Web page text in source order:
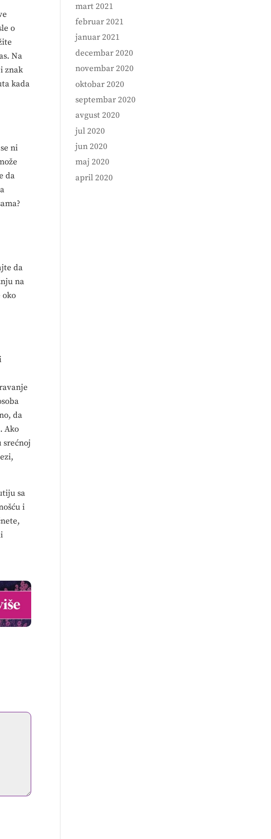
o
Na
znak
kada
ni
da
da
na
oko
da
Ako
srećnoj
sa
i
mart 2021
februar 2021
januar 2021
decembar 2020
novembar 2020
oktobar 2020
septembar 2020
avgust 2020
jul 2020
jun 2020
maj 2020
april 2020